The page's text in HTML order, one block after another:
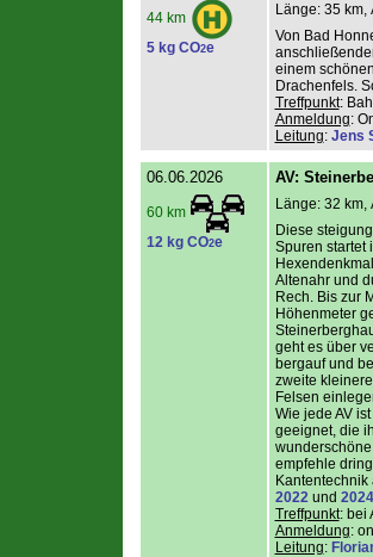
44 km
5 kg CO2e
Länge: 35 km,
Von Bad
einem
Drachenfels.
Treffpunkt:
Anmeldung:
Leitung: Jens
06.06.2026
60 km
12 kg CO2e
AV:
Länge: 32 km,
Diese
Spuren startet
Altenahr und
Rech. Bis zur
Höhenmeter
geht es über
bergauf und
zweite
Felsen
Wie jede AV
geeignet, die
empfehle
2022und 2024
Treffpunkt: bei
Anmeldung:
Leitung: